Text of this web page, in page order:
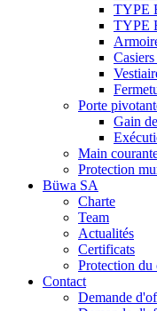
TYPE
TYPE
Porte
Gain
Main
Protection
Büwa SA
Charte
Team
Actualités
Certificats
Protection du
Contact
Demande